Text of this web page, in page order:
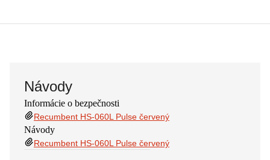
Návody
Informácie o bezpečnosti
Recumbent HS-060L Pulse červený
Návody
Recumbent HS-060L Pulse červený